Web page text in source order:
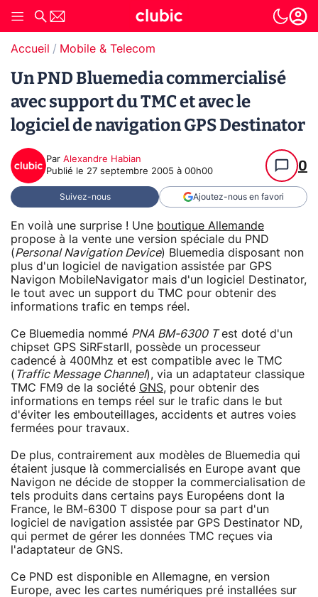
Accueil Mobile & Telecom
Un PND Bluemedia commercialisé
avec support du TMC et avec le
logiciel de navigation GPS Destinator
Par Alexandre Habian
Publié le 27 septembre 2005 à 00h00 0
Suivez-nous Ajoutez-nous en favori
En voilà une surprise ! Une boutique Allemande
propose à la vente une version spéciale du PND
(Personal Navigation Device) Bluemedia disposant non
plus d'un logiciel de navigation assistée par GPS
Navigon MobileNavigator mais d'un logiciel Destinator,
le tout avec un support du TMC pour obtenir des
informations trafic en temps réel.
Ce Bluemedia nommé PNA BM-6300 Test doté d'un
chipset GPS SiRFstarII, possède un processeur
cadencé à 400Mhz et est compatible avec le TMC
( Traffic Message Channel), via un adaptateur classique
TMC FM9 de la société GNS, pour obtenir des
informations en temps réel sur le trafic dans le but
d'éviter les embouteillages, accidents et autres voies
fermées pour travaux.
De plus, contrairement aux modèles de Bluemedia qui
étaient jusque là commercialisés en Europe avant que
Navigon ne décide de stopper la commercialisation de
tels produits dans certains pays Européens dont la
France, le BM-6300 T dispose pour sa part d'un
logiciel de navigation assistée par GPS Destinator ND,
qui permet de gérer les données TMC reçues via
l'adaptateur de GNS.
Ce PND est disponible en Allemagne, en version
Europe, avec les cartes numériques pré installées sur